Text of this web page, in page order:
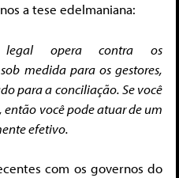
a tese edelmaniana:
legal opera contra os
medida para os gestores,
para a conciliação. Se você
então você pode atuar de um
efetivo.
com os governos do